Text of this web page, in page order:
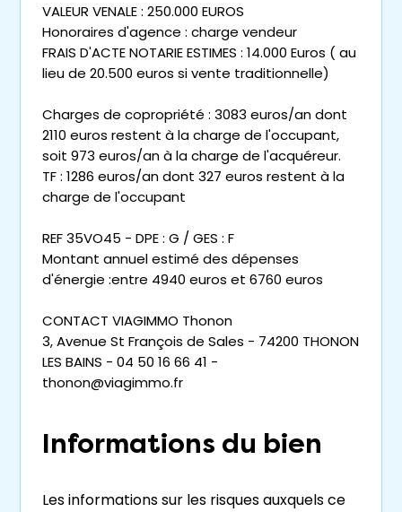
VALEUR VENALE : 250.000 EUROS
Honoraires d'agence : charge vendeur
FRAIS D'ACTE NOTARIE ESTIMES : 14.000 Euros ( au
lieu de 20.500 euros si vente traditionnelle)
Charges de copropriété : 3083 euros/an dont
2110 euros restent à la charge de l'occupant,
soit 973 euros/an à la charge de l'acquéreur.
TF : 1286 euros/an dont 327 euros restent à la
charge de l'occupant
REF 35VO45 - DPE : G / GES : F
Montant annuel estimé des dépenses
d'énergie :entre 4940 euros et 6760 euros
CONTACT VIAGIMMO Thonon
3, Avenue St François de Sales - 74200 THONON
LES BAINS - 04 50 16 66 41 -
thonon@viagimmo.fr
Informations du bien
Les informations sur les risques auxquels ce